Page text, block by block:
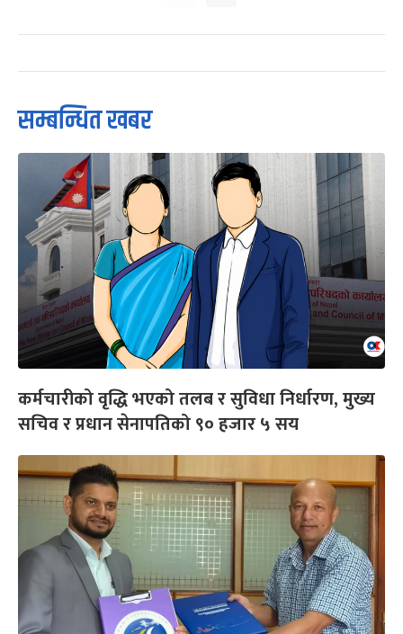
सम्बन्धित खबर
कर्मचारीको वृद्धि भएको तलब र सुविधा निर्धारण, मुख्य
सचिव र प्रधान सेनापतिको ९० हजार ५ सय